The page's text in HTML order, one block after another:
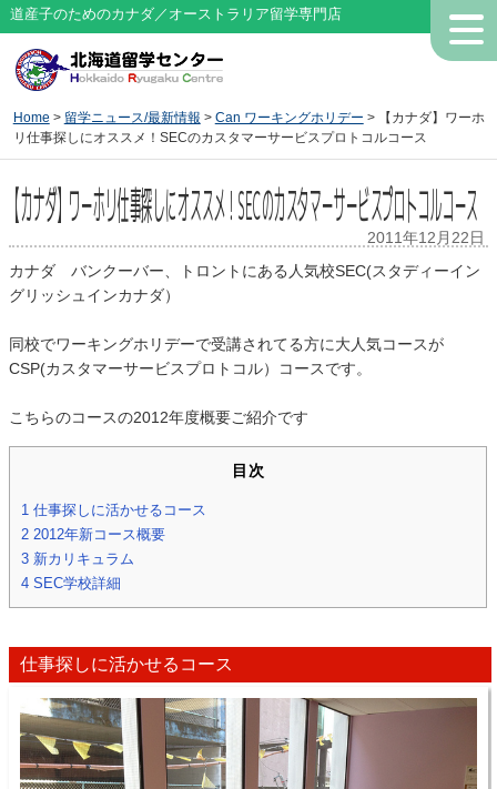
道産子のためのカナダ／オーストラリア留学専門店
Home > 留学ニュース/最新情報 > Can ワーキングホリデー > 【カナダ】ワーホ
リ仕事探しにオススメ！SECのカスタマーサービスプロトコルコース
【カナダ】ワーホリ仕事探しにオススメ！SECのカスタマーサービスプロトコルコース
2011年12月22日
カナダ バンクーバー、トロントにある人気校SEC(スタディーイン
グリッシュインカナダ）
同校でワーキングホリデーで受講されてる方に大人気コースが
CSP(カスタマーサービスプロトコル）コースです。
こちらのコースの2012年度概要ご紹介です
目次
1 仕事探しに活かせるコース
2 2012年新コース概要
3 新カリキュラム
4 SEC学校詳細
仕事探しに活かせるコース